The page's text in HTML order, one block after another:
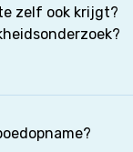
zelf ook krijgt?